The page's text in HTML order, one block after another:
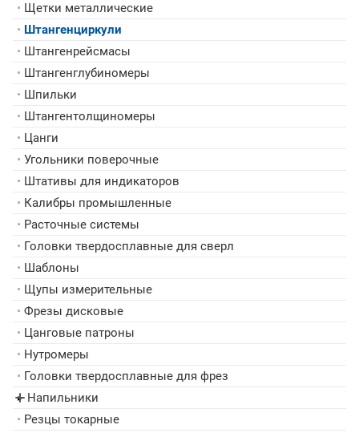
• Щетки металлические
• Штангенциркули
• Штангенрейсмасы
• Штангенглубиномеры
• Шпильки
• Штангентолщиномеры
• Цанги
• Угольники поверочные
• Штативы для индикаторов
• Калибры промышленные
• Расточные системы
• Головки твердосплавные для сверл
• Шаблоны
• Щупы измерительные
• Фрезы дисковые
• Цанговые патроны
• Нутромеры
• Головки твердосплавные для фрез
▸ Напильники
• Резцы токарные